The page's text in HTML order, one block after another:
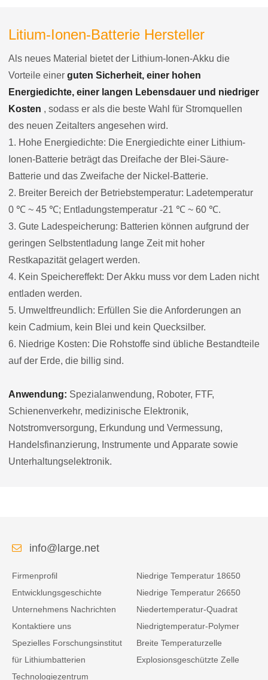
Litium-Ionen-Batterie Hersteller
Als neues Material bietet der Lithium-Ionen-Akku die
Vorteile einer guten Sicherheit, einer hohen
Energiedichte, einer langen Lebensdauer und niedriger
Kosten , sodass er als die beste Wahl für Stromquellen
des neuen Zeitalters angesehen wird.
1. Hohe Energiedichte: Die Energiedichte einer Lithium-
Ionen-Batterie beträgt das Dreifache der Blei-Säure-
Batterie und das Zweifache der Nickel-Batterie.
2. Breiter Bereich der Betriebstemperatur: Ladetemperatur
0 ℃ ~ 45 ℃; Entladungstemperatur -21 ℃ ~ 60 ℃.
3. Gute Ladespeicherung: Batterien können aufgrund der
geringen Selbstentladung lange Zeit mit hoher
Restkapazität gelagert werden.
4. Kein Speichereffekt: Der Akku muss vor dem Laden nicht
entladen werden.
5. Umweltfreundlich: Erfüllen Sie die Anforderungen an
kein Cadmium, kein Blei und kein Quecksilber.
6. Niedrige Kosten: Die Rohstoffe sind übliche Bestandteile
auf der Erde, die billig sind.
Anwendung: Spezialanwendung, Roboter, FTF,
Schienenverkehr, medizinische Elektronik,
Notstromversorgung, Erkundung und Vermessung,
Handelsfinanzierung, Instrumente und Apparate sowie
Unterhaltungselektronik.
info@large.net
Firmenprofil
Entwicklungsgeschichte
Unternehmens Nachrichten
Kontaktiere uns
Spezielles Forschungsinstitut
für Lithiumbatterien
Technologiezentrum
Niedrige Temperatur 18650
Niedrige Temperatur 26650
Niedertemperatur-Quadrat
Niedrigtemperatur-Polymer
Breite Temperaturzelle
Explosionsgeschützte Zelle